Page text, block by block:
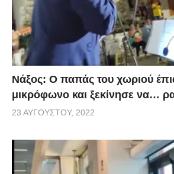
Νάξος: Ο παπάς του χωριού
μικρόφωνο και ξεκίνησε να…
23 ΑΥΓΟΎΣΤΟΥ, 2022